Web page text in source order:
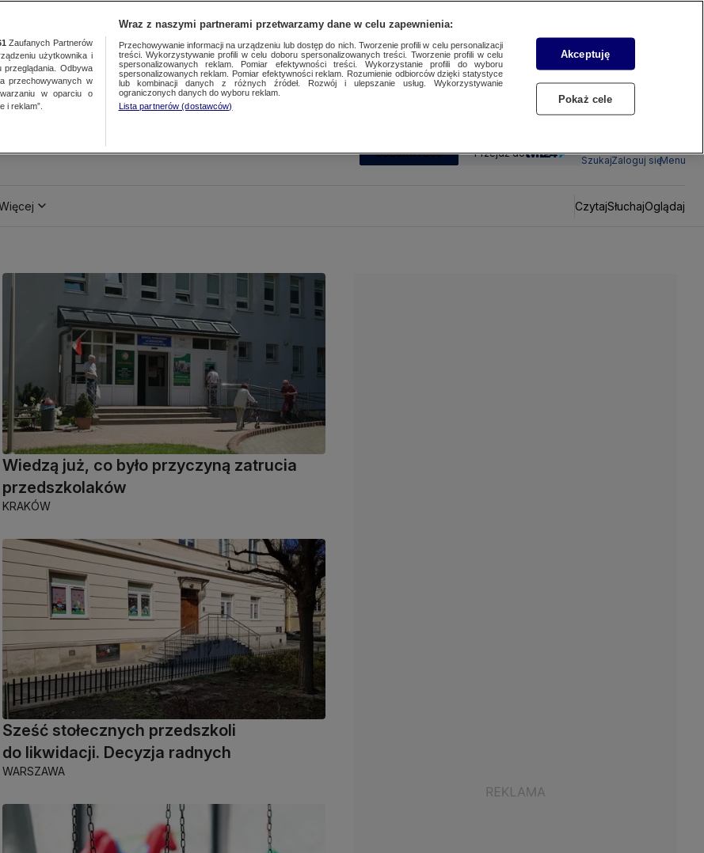
SUBSKRYBUJ Przejdź do
SzukajZaloguj sięMenu
CzytajSłuchajOglądaj
Wiedzą już, co było przyczyną zatrucia
przedszkolaków
KRAKÓW
Sześć stołecznych przedszkoli
do likwidacji. Decyzja radnych
WARSZAWA
Zaufanych Partnerów
użytkownika i
Odbywa
przechowywanych w
w oparciu o
i reklam”.
Wraz z naszymi partnerami przetwarzamy dane w celu zapewnienia:
Przechowywanie informacji na urządzeniu lub dostęp do nich. Tworzenie profili w celu personalizacji
treści. Wykorzystywanie profili w celu doboru spersonalizowanych treści. Tworzenie profili w celu
spersonalizowanych reklam. Pomiar efektywności treści. Wykorzystanie profili do wyboru
spersonalizowanych reklam. Pomiar efektywności reklam. Rozumienie odbiorców dzięki statystyce
lub kombinacji danych z różnych źródeł. Rozwój i ulepszanie usług. Wykorzystywanie
ograniczonych danych do wyboru reklam.
Lista partnerów (dostawców)
Akceptuję
Pokaż cele